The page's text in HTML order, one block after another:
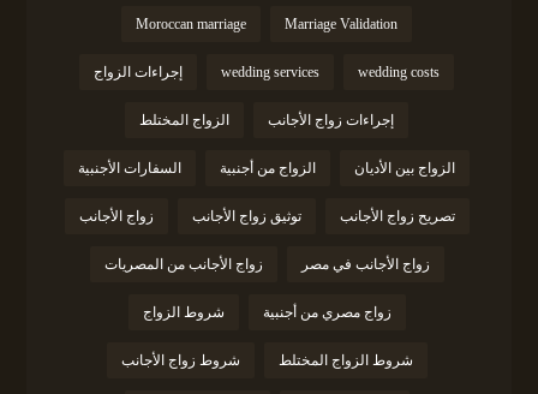
Marriage Validation
Moroccan marriage
wedding costs
wedding services إجراءات الزواج
إجراءات زواج الأجانب الزواج المختلط
الزواج بين الأديان الزواج من أجنبية السفارات الأجنبية
تصريح زواج الأجانب توثيق زواج الأجانب زواج الأجانب
زواج الأجانب في مصر زواج الأجانب من المصريات
زواج مصري من أجنبية شروط الزواج
شروط الزواج المختلط شروط زواج الأجانب